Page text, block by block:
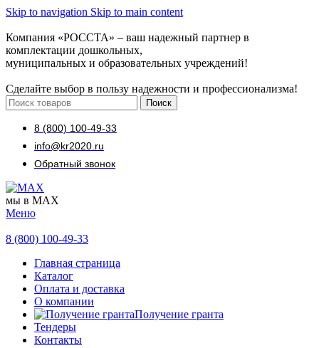
Skip to navigation Skip to main content
Компания «РОССТА» – ваш надежный партнер в
комплектации дошкольных,
муниципальных и образовательных учреждений!
Сделайте выбор в пользу надежности и профессионализма!
Поиск
8 (800) 100-49-33
info@kr2020.ru
Обратный звонок
мы в MAX
Меню
8 (800) 100-49-33
Главная страница
Каталог
Оплата и доставка
О компании
Получение гранта
Тендеры
Контакты